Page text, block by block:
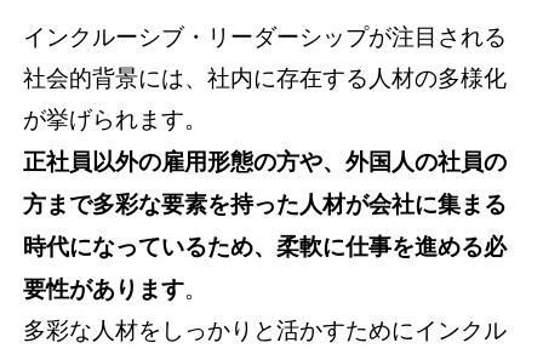
インクルーシブ・リーダーシップが注目される
社会的背景には、社内に存在する人材の多様化
が挙げられます。
正社員以外の雇用形態の方や、外国人の社員の
方まで多彩な要素を持った人材が会社に集まる
時代になっているため、柔軟に仕事を進める必
要性があります。
多彩な人材をしっかりと活かすためにインクル